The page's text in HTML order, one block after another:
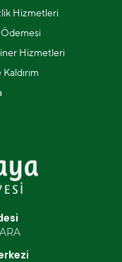
Hizmetleri
Hizmetleri